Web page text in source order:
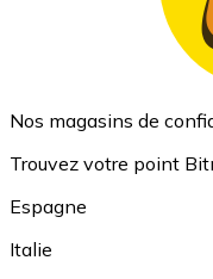
Nos magasins de
Trouvez votre point
Espagne
Italie